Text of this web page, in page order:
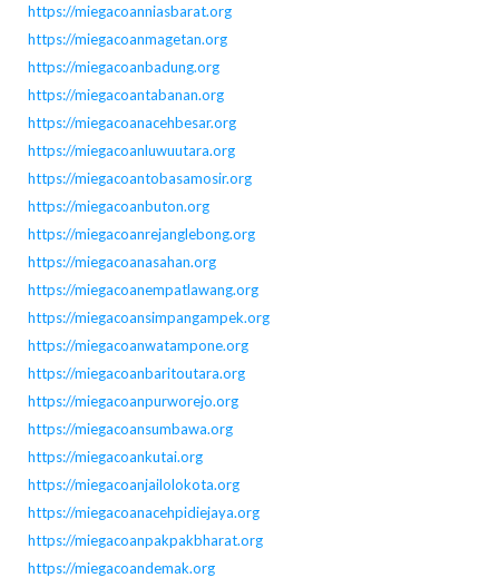
https://miegacoanniasbarat.org
https://miegacoanmagetan.org
https://miegacoanbadung.org
https://miegacoantabanan.org
https://miegacoanacehbesar.org
https://miegacoanluwuutara.org
https://miegacoantobasamosir.org
https://miegacoanbuton.org
https://miegacoanrejanglebong.org
https://miegacoanasahan.org
https://miegacoanempatlawang.org
https://miegacoansimpangampek.org
https://miegacoanwatampone.org
https://miegacoanbaritoutara.org
https://miegacoanpurworejo.org
https://miegacoansumbawa.org
https://miegacoankutai.org
https://miegacoanjailolokota.org
https://miegacoanacehpidiejaya.org
https://miegacoanpakpakbharat.org
https://miegacoandemak.org